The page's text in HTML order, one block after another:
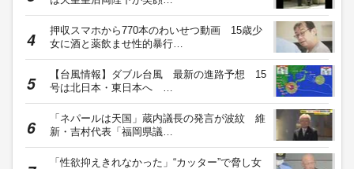
押収スマホから770本のわいせつ動画 15歳少
女に酒と薬飲ませ性的暴行…
【台風情報】ダブル台風 最新の進路予想 15
号は北日本・東日本へ …
「ネパールは天国」蔵内議長の発言が波紋 維
新・吉村代表「福岡県議…
「性欲抑えきれなかった」“カッター”で脅し女